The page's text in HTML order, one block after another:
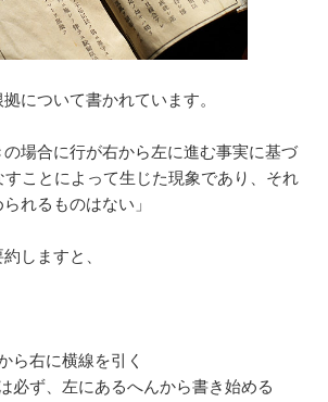
について書かれています。
の場合に行が右から左に進む事実に基づ
すことによって生じた現象であり、それ
れるものはない」
しますと、
ら右に横線を引く
必ず、左にあるへんから書き始める